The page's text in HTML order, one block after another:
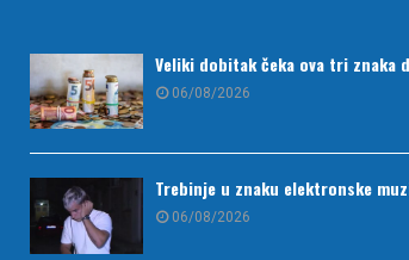
Veliki dobitak čeka ova tri znaka
06/08/2026
Trebinje u znaku elektronske
06/08/2026